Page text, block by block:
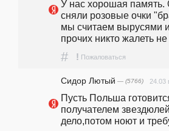
У нас хорошая память.
сняли розовые очки
мы считаем вырусями
прочих никто жалеть не
# ! Пожаловаться
Сидор Лютый — (5766) 24.03
Пусть Польша
получателем
дело,потом ноют и